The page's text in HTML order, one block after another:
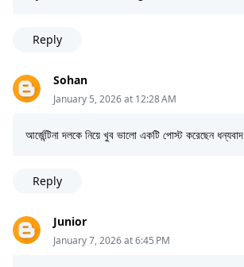
Reply
Sohan
January 5, 2026 at 12:28 AM
আর্জেন্টিনা দলকে নিয়ে খুব ভালো একটি পোস্ট করেছেন ধন্যবাদ
Reply
Junior
January 7, 2026 at 6:45 PM